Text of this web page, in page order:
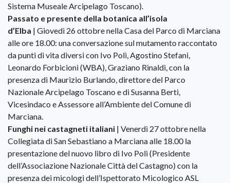
Sistema Museale Arcipelago Toscano).
Passato e presente della botanica all’isola
d’Elba | Giovedì 26 ottobre nella Casa del Parco di Marciana
alle ore 18.00: una conversazione sul mutamento raccontato
da punti di vita diversi con Ivo Poli, Agostino Stefani,
Leonardo Forbicioni (WBA), Graziano Rinaldi, con la
presenza di Maurizio Burlando, direttore del Parco
Nazionale Arcipelago Toscano e di Susanna Berti,
Vicesindaco e Assessore all’Ambiente del Comune di
Marciana.
Funghi nei castagneti italiani | Venerdì 27 ottobre nella
Collegiata di San Sebastiano a Marciana alle 18.00 la
presentazione del nuovo libro di Ivo Poli (Presidente
dell’Associazione Nazionale Città del Castagno) con la
presenza dei micologi dell’Ispettorato Micologico ASL